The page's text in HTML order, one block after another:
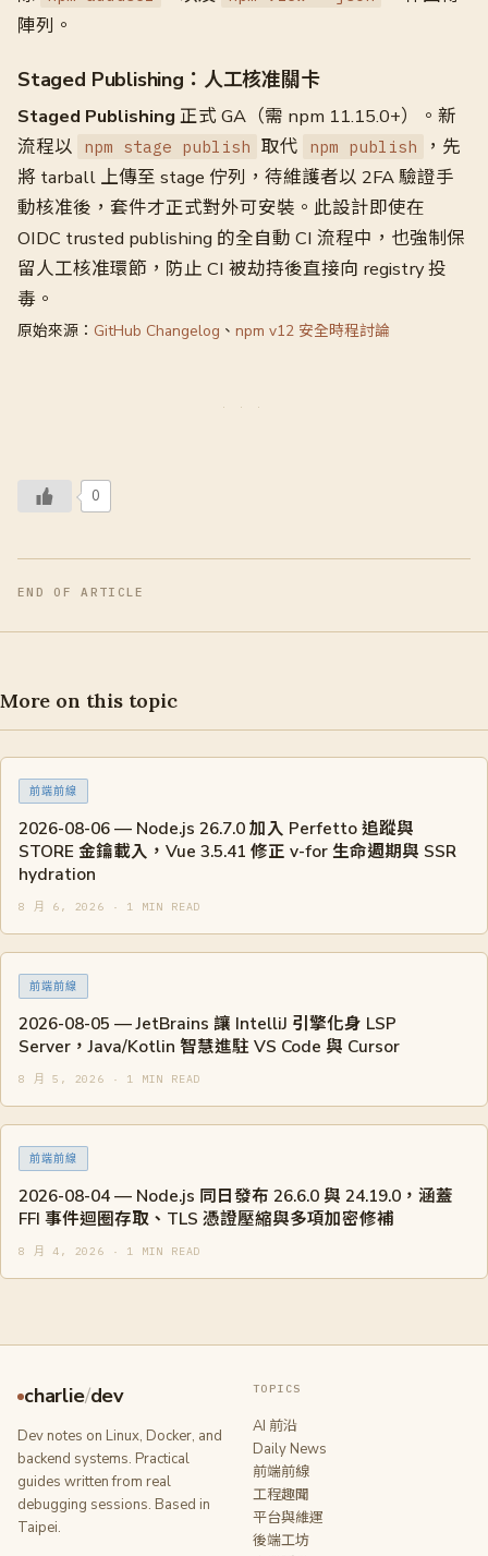
陣列。
Staged Publishing：人工核准關卡
Staged Publishing 正式 GA（需 npm 11.15.0+）。新
流程以
npm stage publish 取代 npm publish
，先
將 tarball 上傳至 stage 佇列，待維護者以 2FA 驗證手
動核准後，套件才正式對外可安裝。此設計即使在
OIDC trusted publishing 的全自動 CI 流程中，也強制保
留人工核准環節，防止 CI 被劫持後直接向 registry 投
毒。
原始來源： GitHub Changelog 、 npm v12 安全時程討論
0
END OF ARTICLE
More on this topic
前端前線
2026-08-06 — Node.js 26.7.0 加入 Perfetto 追蹤與
STORE 金鑰載入，Vue 3.5.41 修正 v-for 生命週期與 SSR
hydration
8 月 6, 2026 · 1 MIN READ
前端前線
2026-08-05 — JetBrains 讓 IntelliJ 引擎化身 LSP
Server，Java/Kotlin 智慧進駐 VS Code 與 Cursor
8 月 5, 2026 · 1 MIN READ
前端前線
2026-08-04 — Node.js 同日發布 26.6.0 與 24.19.0，涵蓋
FFI 事件迴圈存取、TLS 憑證壓縮與多項加密修補
8 月 4, 2026 · 1 MIN READ
charlie/dev
Dev notes on Linux, Docker, and
backend systems. Practical
guides written from real
debugging sessions. Based in
Taipei.
TOPICS
AI 前沿
Daily News
前端前線
工程趣聞
平台與維運
後端工坊